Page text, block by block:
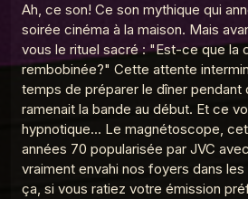
La Madeleine du Graal
La Madeleine du Graal
La Madeleine du Graal
4
MDG 22 Les textos
La Madeleine du Graal
5
MDG 21 Les catalogues
La Madeleine du Graal
MDG 20 Télécommande
La Madeleine du Graal
7
MDG 19 Cartes à
La Madeleine du Graal
Ah, ce son! Ce son mythique qui
soirée cinéma à la maison. Mais
vous le rituel sacré : "Est-ce que la
rembobinée?" Cette attente
temps de préparer le dîner pendant
ramenait la bande au début. Et ce
hypnotique... Le magnétoscope,
années 70 popularisée par JVC
vraiment envahi nos foyers dans
ça, si vous ratiez votre émission